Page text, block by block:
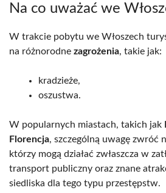
Na co uważać we
W trakcie pobytu we Włoszech
na różnorodne zagrożenia, takie jak:
kradzieże,
oszustwa.
W popularnych miastach, takich jak
Florencja, szczególną uwagę zwróć
którzy mogą działać zwłaszcza w
transport publiczny oraz znane
siedliska dla tego typu przestępstw.